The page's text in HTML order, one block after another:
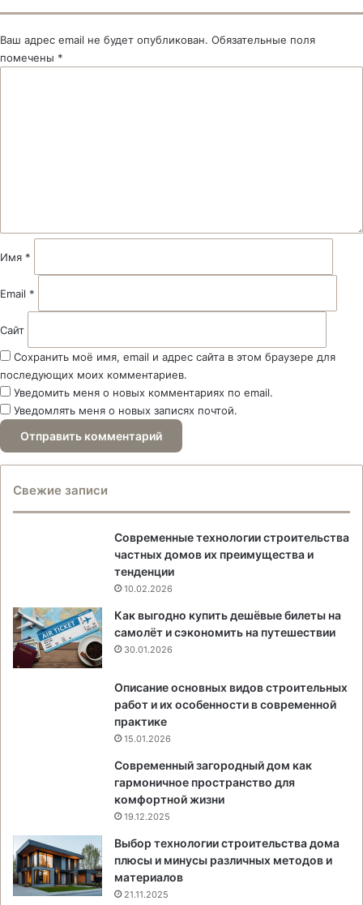
Ваш адрес email не будет опубликован. Обязательные поля
помечены *
и
й
Имя *
Email *
Сайт
Сохранить моё имя, email и адрес сайта в этом браузере для
последующих моих комментариев.
Уведомить меня о новых комментариях по email.
Уведомлять меня о новых записях почтой.
Свежие записи
Современные технологии строительства
частных домов их преимущества и
тенденции
10.02.2026
Как выгодно купить дешёвые билеты на
самолёт и сэкономить на путешествии
30.01.2026
Описание основных видов строительных
работ и их особенности в современной
практике
15.01.2026
Современный загородный дом как
гармоничное пространство для
комфортной жизни
19.12.2025
Выбор технологии строительства дома
плюсы и минусы различных методов и
материалов
21.11.2025